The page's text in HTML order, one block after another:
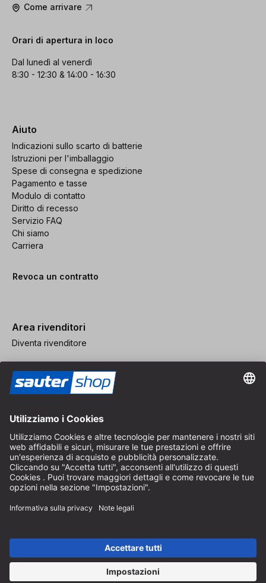
Come arrivare
Orari di apertura in loco
Dal lunedì al venerdì
8:30 - 12:30 & 14:00 - 16:30
Aiuto
Indicazioni sullo scarto di batterie
Istruzioni per l'imballaggio
Spese di consegna e spedizione
Pagamento e tasse
Modulo di contatto
Diritto di recesso
Servizio FAQ
Chi siamo
Carriera
Revoca un contratto
Area rivenditori
Diventa rivenditore
CGV
Protezione dei Dati
Impostazioni dei Cookie
della Germania per pacchi di dimensioni standard, esclusi articoli
A seconda del Paese di consegna, l'IVA può variare al momento del